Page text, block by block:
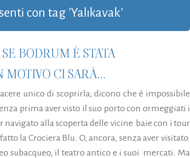
con tag 'Yalıkavak'
BODRUM È STATA
MOTIVO CI SARÀ...
unico di scoprirla, dicono che è impossibile
prima aver visto il suo porto con ormeggiati i
navigato alla scoperta delle vicine baie con i tour
la Crociera Blu. O, ancora, senza aver visitato
subacqueo, il teatro antico e i suoi mercati. Ma